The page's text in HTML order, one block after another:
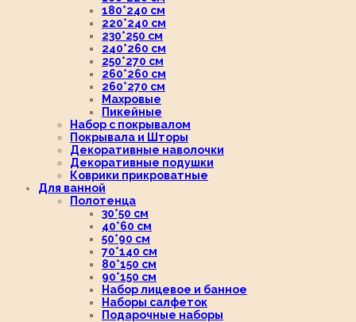
180*240 см
220*240 см
230*250 см
240*260 см
250*270 см
260*260 см
260*270 см
Махровые
Пикейные
Набор с покрывалом
Покрывала и Шторы
Декоративные наволочки
Декоративные подушки
Коврики прикроватные
Для ванной
Полотенца
30*50 см
40*60 см
50*90 см
70*140 см
80*150 см
90*150 см
Набор лицевое и банное
Наборы салфеток
Подарочные наборы